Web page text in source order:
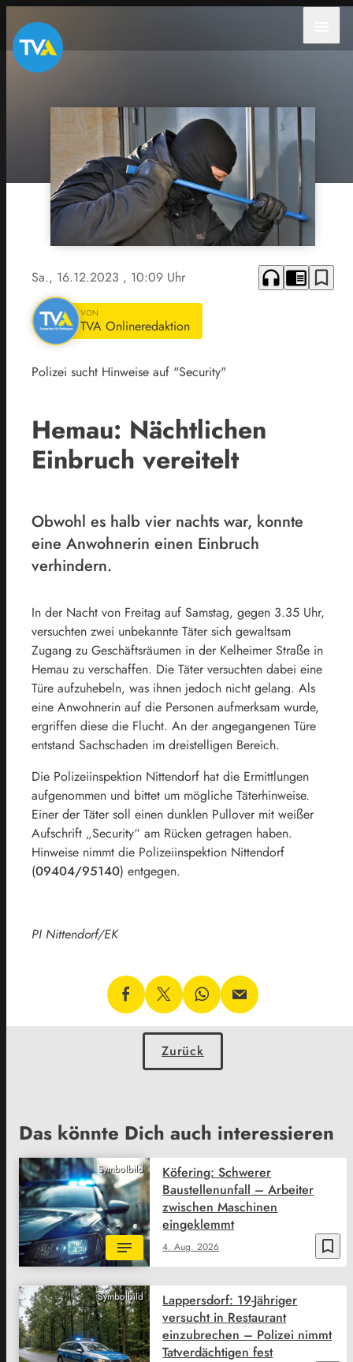
Sa., 16.12.2023 , 10:09 Uhr headphones chrome_reader_mode bookmark_border
VON
TVA Onlineredaktion
Polizei sucht Hinweise auf "Security"
Hemau: Nächtlichen
Einbruch vereitelt
Obwohl es halb vier nachts war, konnte
eine Anwohnerin einen Einbruch
verhindern.
In der Nacht von Freitag auf Samstag, gegen 3.35 Uhr,
versuchten zwei unbekannte Täter sich gewaltsam
Zugang zu Geschäftsräumen in der Kelheimer Straße in
Hemau zu verschaffen. Die Täter versuchten dabei eine
Türe aufzuhebeln, was ihnen jedoch nicht gelang. Als
eine Anwohnerin auf die Personen aufmerksam wurde,
ergriffen diese die Flucht. An der angegangenen Türe
entstand Sachschaden im dreistelligen Bereich.
Die Polizeiinspektion Nittendorf hat die Ermittlungen
aufgenommen und bittet um mögliche Täterhinweise.
Einer der Täter soll einen dunklen Pullover mit weißer
Aufschrift „Security“ am Rücken getragen haben.
Hinweise nimmt die Polizeiinspektion Nittendorf
(09404/95140) entgegen.
PI Nittendorf/EK
Zurück
Das könnte Dich auch interessieren
Symbolbild
bookmark_border
4. Aug. 2026
Köfering: Schwerer
Baustellenunfall – Arbeiter
zwischen Maschinen
eingeklemmt
Symbolbild
Lappersdorf: 19-Jähriger
versucht in Restaurant
einzubrechen – Polizei nimmt
Tatverdächtigen fest